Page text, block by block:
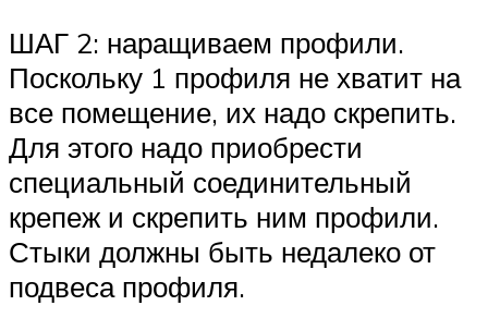
ШАГ 2: наращиваем профили.
Поскольку 1 профиля не хватит на
все помещение, их надо скрепить.
Для этого надо приобрести
специальный соединительный
крепеж и скрепить ним профили.
Стыки должны быть недалеко от
подвеса профиля.